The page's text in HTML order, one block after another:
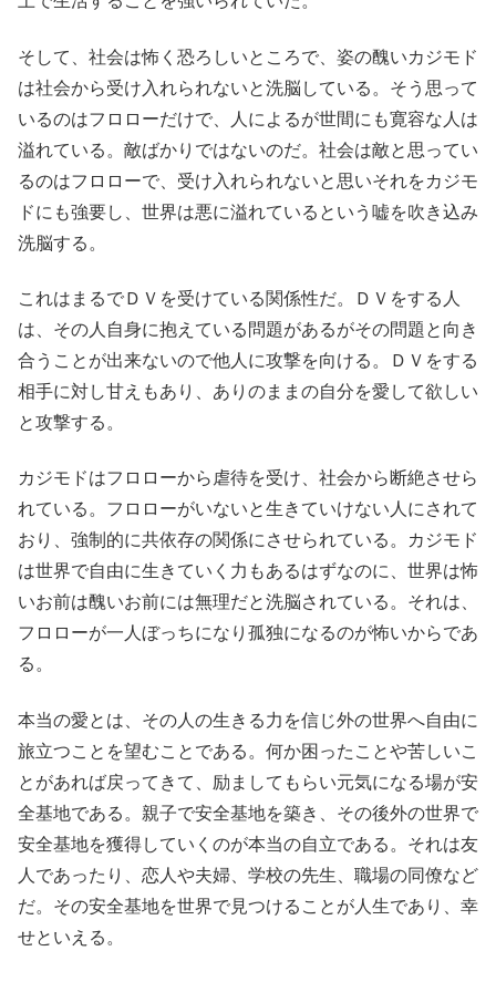
そして、社会は怖く恐ろしいところで、姿の醜いカジモド
は社会から受け入れられないと洗脳している。そう思って
いるのはフロローだけで、人によるが世間にも寛容な人は
溢れている。敵ばかりではないのだ。社会は敵と思ってい
るのはフロローで、受け入れられないと思いそれをカジモ
ドにも強要し、世界は悪に溢れているという嘘を吹き込み
洗脳する。
これはまるでＤＶを受けている関係性だ。ＤＶをする人
は、その人自身に抱えている問題があるがその問題と向き
合うことが出来ないので他人に攻撃を向ける。ＤＶをする
相手に対し甘えもあり、ありのままの自分を愛して欲しい
と攻撃する。
カジモドはフロローから虐待を受け、社会から断絶させら
れている。フロローがいないと生きていけない人にされて
おり、強制的に共依存の関係にさせられている。カジモド
は世界で自由に生きていく力もあるはずなのに、世界は怖
いお前は醜いお前には無理だと洗脳されている。それは、
フロローが一人ぼっちになり孤独になるのが怖いからであ
る。
本当の愛とは、その人の生きる力を信じ外の世界へ自由に
旅立つことを望むことである。何か困ったことや苦しいこ
とがあれば戻ってきて、励ましてもらい元気になる場が安
全基地である。親子で安全基地を築き、その後外の世界で
安全基地を獲得していくのが本当の自立である。それは友
人であったり、恋人や夫婦、学校の先生、職場の同僚など
だ。その安全基地を世界で見つけることが人生であり、幸
せといえる。